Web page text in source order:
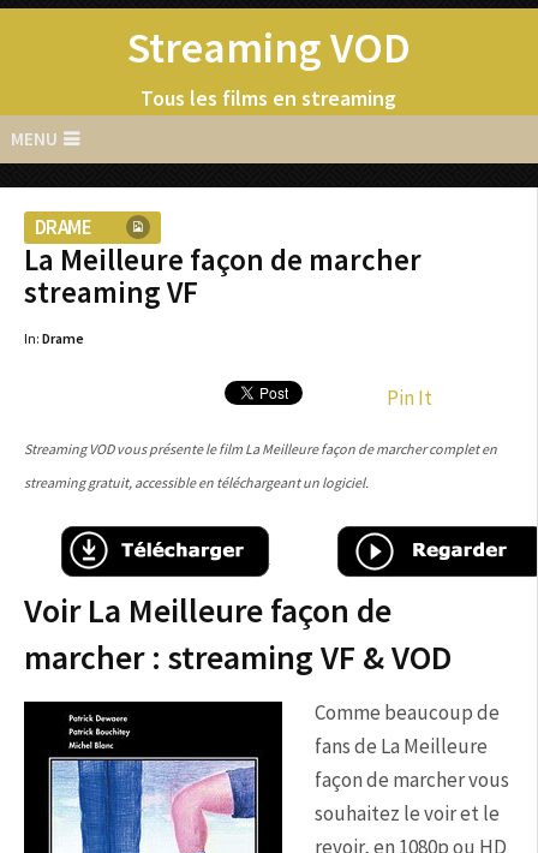
Streaming VOD
Tous les films en streaming
MENU
DRAME
La Meilleure façon de marcher
streaming VF
In: Drame
Pin It
Streaming VOD vous présente le film La Meilleure façon de marcher complet en
streaming gratuit, accessible en téléchargeant un logiciel.
Voir La Meilleure façon de
marcher : streaming VF & VOD
Comme beaucoup de
fans de La Meilleure
façon de marcher vous
souhaitez le voir et le
revoir, en 1080p ou HD